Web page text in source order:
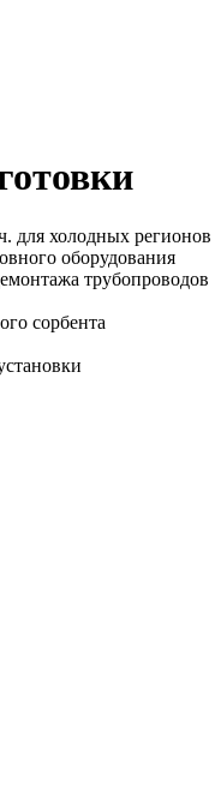
для холодных регионов
оборудования
трубопроводов
сорбента